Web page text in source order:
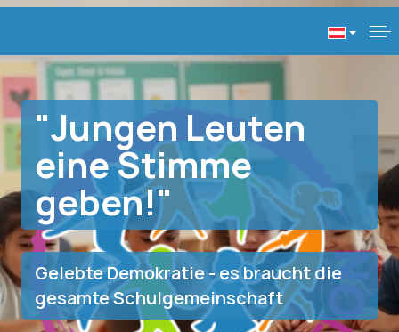
"Jungen Leuten
eine Stimme
geben!"
Gelebte Demokratie - es braucht die
gesamte Schulgemeinschaft